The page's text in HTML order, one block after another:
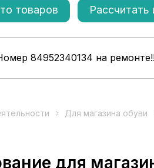
товаров Рассчитать
84952340134 на
Для магазина обуви
для